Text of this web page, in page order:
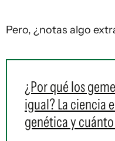
Pero, ¿notas algo
¿Por qué los
igual? La ciencia
genética y